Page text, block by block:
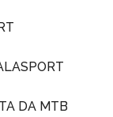
DA MTB